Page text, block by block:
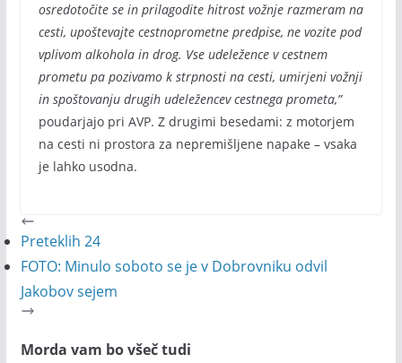
osredotočite se in prilagodite hitrost vožnje razmeram na
cesti, upoštevajte cestnoprometne predpise, ne vozite pod
vplivom alkohola in drog. Vse udeležence v cestnem
prometu pa pozivamo k strpnosti na cesti, umirjeni vožnji
in spoštovanju drugih udeležencev cestnega prometa,”
poudarjajo pri AVP. Z drugimi besedami: z motorjem
na cesti ni prostora za nepremišljene napake – vsaka
je lahko usodna.
Preteklih 24
FOTO: Minulo soboto se je v Dobrovniku odvil
Jakobov sejem
Morda vam bo všeč tudi